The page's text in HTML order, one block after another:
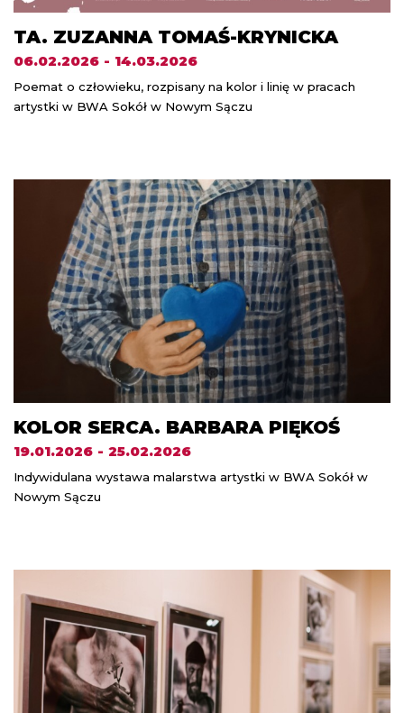
TA. ZUZANNA TOMAŚ-KRYNICKA
06.02.2026 - 14.03.2026
Poemat o człowieku, rozpisany na kolor i linię w pracach
artystki w BWA Sokół w Nowym Sączu
KOLOR SERCA. BARBARA PIĘKOŚ
19.01.2026 - 25.02.2026
Indywidulana wystawa malarstwa artystki w BWA Sokół w
Nowym Sączu